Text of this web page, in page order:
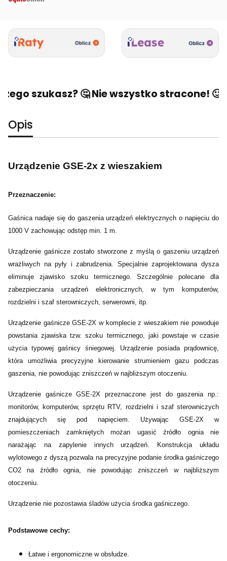
szukasz? 🤔 Nie wszystko stracone! 🙂
Opis
Urządzenie GSE-2x z wieszakiem
Przeznaczenie:
Gaśnica nadaje się do gaszenia urządzeń elektrycznych o napięciu do
1000 V zachowując odstęp min. 1 m.
Urządzenie gaśnicze zostało stworzone z myślą o gaszeniu urządzeń
wrażliwych na pyły i zabrudzenia. Specjalnie zaprojektowana dysza
eliminuje zjawisko szoku termicznego. Szczególnie polecane dla
zabezpieczania urządzeń elektronicznych, w tym komputerów,
rozdzielni i szaf sterowniczych, serwerowni, itp.
Urządzenie gaśnicze GSE-2X w komplecie z wieszakiem nie powoduje
powstania zjawiska tzw. szoku termicznego, jaki powstaje w czasie
użycia typowej gaśnicy śniegowej. Urządzenie posiada prądownicę,
która umożliwia precyzyjne kierowanie strumieniem gazu podczas
gaszenia, nie powodując zniszczeń w najbliższym otoczeniu.
Urządzenie gaśnicze GSE-2X przeznaczone jest do gaszenia np.:
monitorów, komputerów, sprzętu RTV, rozdzielni i szaf sterowniczych
znajdujących się pod napięciem. Używając GSE-2X w
pomieszczeniach zamkniętych możan ugasić źródło ognia nie
narażając na zapylenie innych urządzeń. Konstrukcja układu
wylotowego z dyszą pozwala na precyzyjne podanie środka gaśniczego
CO2 na źródło ognia, nie powodując zniszczeń w najbliższym
otoczeniu.
Urządzenie nie pozostawia śladów użycia środka gaśniczego.
Podstawowe cechy:
Łatwe i ergonomiczne w obsłudze.